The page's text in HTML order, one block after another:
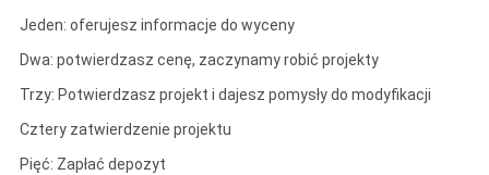
Jeden: oferujesz informacje do wyceny
Dwa: potwierdzasz cenę, zaczynamy robić projekty
Trzy: Potwierdzasz projekt i dajesz pomysły do ​​modyfikacji
Cztery zatwierdzenie projektu
Pięć: Zapłać depozyt